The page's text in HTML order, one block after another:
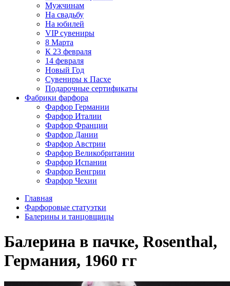
Мужчинам
На свадьбу
На юбилей
VIP сувениры
8 Марта
К 23 февраля
14 февраля
Новый Год
Сувениры к Пасхе
Подарочные сертификаты
Фабрики фарфора
Фарфор Германии
Фарфор Италии
Фарфор Франции
Фарфор Дании
Фарфор Австрии
Фарфор Великобритании
Фарфор Испании
Фарфор Венгрии
Фарфор Чехии
Главная
Фарфоровые статуэтки
Балерины и танцовщицы
Балерина в пачке, Rosenthal,
Германия, 1960 гг